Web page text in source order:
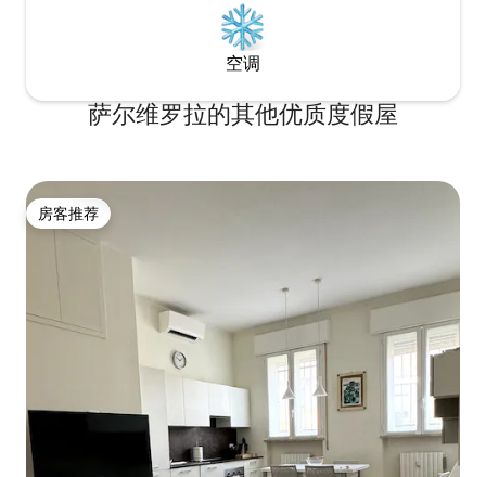
空调
萨尔维罗拉的其他优质度假屋
房客推荐
房客推荐